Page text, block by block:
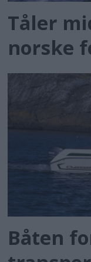
Tåler
norske
Båten